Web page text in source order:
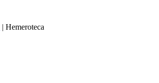
| Hemeroteca